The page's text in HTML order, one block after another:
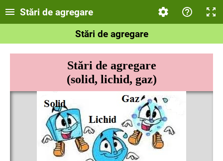
Stări de agregare
Stări de agregare
Stări de agregare
(solid, lichid, gaz)